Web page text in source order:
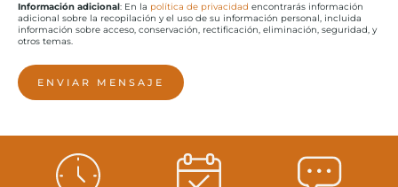
Información adicional: En la política de privacidad encontrarás información
adicional sobre la recopilación y el uso de su información personal, incluida
información sobre acceso, conservación, rectificación, eliminación, seguridad, y
otros temas.
ENVIAR MENSAJE